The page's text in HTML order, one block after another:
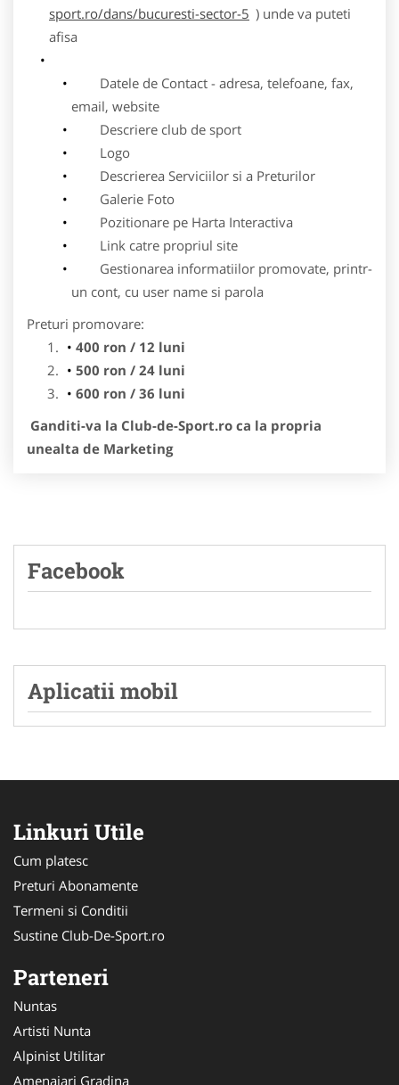
sport.ro/dans/bucuresti-sector-5 ) unde va puteti
afisa
Datele de Contact - adresa, telefoane, fax,
email, website
Descriere club de sport
Logo
Descrierea Serviciilor si a Preturilor
Galerie Foto
Pozitionare pe Harta Interactiva
Link catre propriul site
Gestionarea informatiilor promovate, printr-
un cont, cu user name si parola
Preturi promovare:
400 ron / 12 luni
500 ron / 24 luni
600 ron / 36 luni
Ganditi-va la Club-de-Sport.ro ca la propria
unealta de Marketing
Facebook
Aplicatii mobil
Linkuri Utile
Cum platesc
Preturi Abonamente
Termeni si Conditii
Sustine Club-De-Sport.ro
Parteneri
Nuntas
Artisti Nunta
Alpinist Utilitar
Amenajari Gradina